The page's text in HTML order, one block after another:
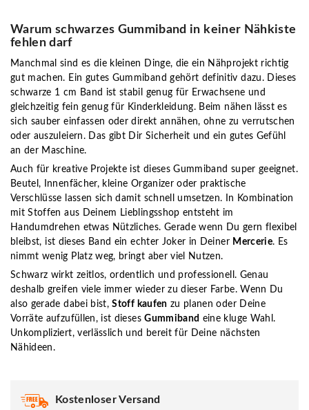
Warum schwarzes Gummiband in keiner Nähkiste
fehlen darf
Manchmal sind es die kleinen Dinge, die ein Nähprojekt richtig
gut machen. Ein gutes Gummiband gehört definitiv dazu. Dieses
schwarze 1 cm Band ist stabil genug für Erwachsene und
gleichzeitig fein genug für Kinderkleidung. Beim nähen lässt es
sich sauber einfassen oder direkt annähen, ohne zu verrutschen
oder auszuleiern. Das gibt Dir Sicherheit und ein gutes Gefühl
an der Maschine.
Auch für kreative Projekte ist dieses Gummiband super geeignet.
Beutel, Innenfächer, kleine Organizer oder praktische
Verschlüsse lassen sich damit schnell umsetzen. In Kombination
mit Stoffen aus Deinem Lieblingsshop entsteht im
Handumdrehen etwas Nützliches. Gerade wenn Du gern flexibel
bleibst, ist dieses Band ein echter Joker in Deiner Mercerie. Es
nimmt wenig Platz weg, bringt aber viel Nutzen.
Schwarz wirkt zeitlos, ordentlich und professionell. Genau
deshalb greifen viele immer wieder zu dieser Farbe. Wenn Du
also gerade dabei bist,Stoff kaufen zu planen oder Deine
Vorräte aufzufüllen, ist diesesGummiband eine kluge Wahl.
Unkompliziert, verlässlich und bereit für Deine nächsten
Nähideen.
Kostenloser Versand